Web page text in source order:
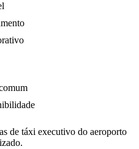
de táxi executivo do aeroporto